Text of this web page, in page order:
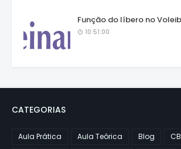
Função do líbero no
10:51:00
CATEGORIAS
Aula Prática Aula Teórica Blog